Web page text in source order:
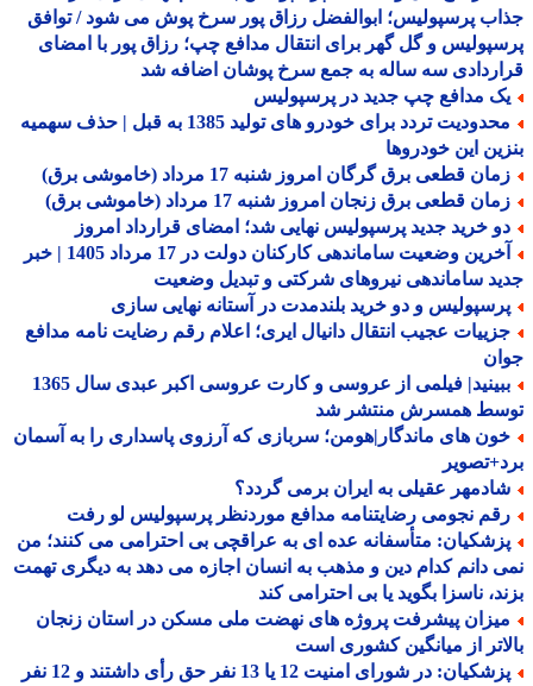
پرسپولیس؛ ابوالفضل رزاق پور سرخ پوش می شود / توافق
و گل گهر برای انتقال مدافع چپ؛ رزاق پور با امضای
سه ساله به جمع سرخ پوشان اضافه شد
مدافع چپ جدید در پرسپولیس
محدودیت تردد برای خودرو های تولید 1385 به قبل | حذف سهمیه
این خودروها
قطعی برق گرگان امروز شنبه 17 مرداد (خاموشی برق)
قطعی برق زنجان امروز شنبه 17 مرداد (خاموشی برق)
خرید جدید پرسپولیس نهایی شد؛ امضای قرارداد امروز
آخرین وضعیت ساماندهی کارکنان دولت در 17 مرداد 1405 | خبر
ساماندهی نیروهای شرکتی و تبدیل وضعیت
و دو خرید بلندمدت در آستانه نهایی سازی
عجیب انتقال دانیال ایری؛ اعلام رقم رضایت نامه مدافع
ببینید| فیلمی از عروسی و کارت عروسی اکبر عبدی سال 1365
همسرش منتشر شد
های ماندگار|هومن؛ سربازی که آرزوی پاسداری را به آسمان
عقیلی به ایران برمی گردد؟
نجومی رضایتنامه مدافع موردنظر پرسپولیس لو رفت
متأسفانه عده ای به عراقچی بی احترامی می کنند؛ من
دانم کدام دین و مذهب به انسان اجازه می دهد به دیگری تهمت
ناسزا بگوید یا بی احترامی کند
پیشرفت پروژه های نهضت ملی مسکن در استان زنجان
از میانگین کشوری است
پزشکیان: در شورای امنیت 12 یا 13 نفر حق رأی داشتند و 12 نفر